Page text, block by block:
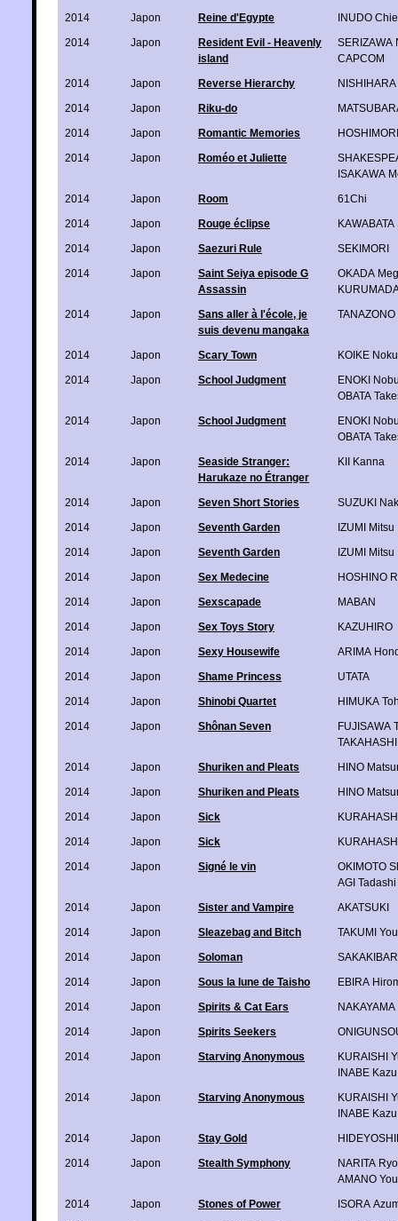
2014
Japon Reine d'Egypte
INUDO Chie
2014
Japon
Resident Evil - Heavenly
island
SERIZAWA
CAPCOM
2014
Japon Reverse Hierarchy
2014
Japon Riku-do
2014
Japon Romantic Memories
2014
Japon Roméo et Juliette
ISAKAWA
2014
Japon Room
61Chi
2014
Japon Rouge éclipse
2014
Japon Saezuri Rule
SEKIMORI
2014
Japon
Saint Seiya episode G
Assassin
OKADA
2014
Japon
Sans aller à l'école, je
suis devenu mangaka
2014 Japon Scary Town
KOIKE
2014
Japon School Judgment
ENOKI
OBATA
2014
Japon School Judgment
ENOKI
OBATA
2014
Japon
Seaside Stranger:
Harukaze no Étranger
KII Kanna
2014 Japon Seven Short Stories
SUZUKI
2014
Japon Seventh Garden
IZUMI Mitsu
2014
Japon Seventh Garden
IZUMI Mitsu
2014
Japon Sex Medecine
HOSHINO
2014
Japon Sexscapade
MABAN
2014
Japon Sex Toys Story
KAZUHIRO
2014
Japon Sexy Housewife
ARIMA
2014
Japon Shame Princess
UTATA
2014
Japon Shinobi Quartet
HIMUKA
2014
Japon Shônan Seven
FUJISAWA
2014
Japon Shuriken and Pleats
HINO
2014
Japon Shuriken and Pleats
HINO
2014
Japon Sick
2014
Japon Sick
2014
Japon Signé le vin
OKIMOTO
AGI Tadashi
2014
Japon Sister and Vampire
AKATSUKI
2014
Japon Sleazebag and Bitch
TAKUMI You
2014
Japon Soloman
2014
Japon Sous la lune de Taisho
EBIRA
2014
Japon Spirits & Cat Ears
2014
Japon Spirits Seekers
2014
Japon Starving Anonymous
KURAISHI
INABE Kazu
2014
Japon Starving Anonymous
KURAISHI
INABE Kazu
2014
Japon Stay Gold
2014
Japon Stealth Symphony
NARITA
AMANO
2014
Japon Stones of Power
ISORA